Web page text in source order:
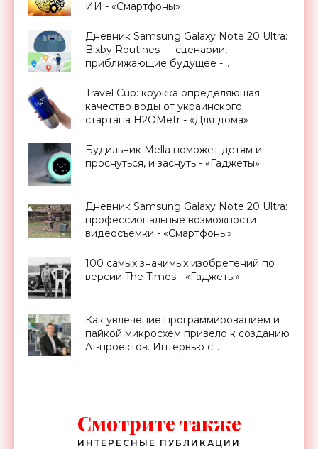
ИИ - «Смартфоны»
Дневник Samsung Galaxy Note 20 Ultra:
Bixby Routines — сценарии,
приближающие будущее -
Travel Cup: кружка определяющая
качество воды от украинского
стартапа H2OMetr - «Для дома»
Будильник Mella поможет детям и
проснуться, и заснуть - «Гаджеты»
Дневник Samsung Galaxy Note 20 Ultra:
профессиональные возможности
видеосъемки - «Смартфоны»
100 самых значимых изобретений по
версии The Times - «Гаджеты»
Как увлечение программированием и
пайкой микросхем привело к созданию
AI-проектов. Интервью с
Смотрите также
ИНТЕРЕСНЫЕ ПУБЛИКАЦИИ